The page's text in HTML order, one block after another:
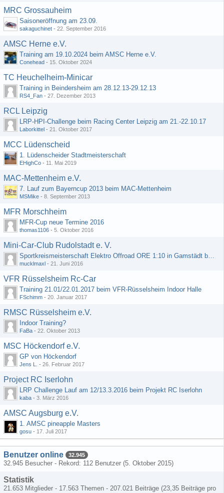
MRC Grossauheim
Saisoneröffnung am 23.09.
sakaguchinet - 22. September 2016
AMSC Herne e.V.
Training am 19.10.2024 beim AMSC Herne e.V.
Conehead - 15. Oktober 2024
TC Heuchelheim-Minicar
Training in Beindersheim am 28.12.13-29.12.13
RS4_Fan - 27. Dezember 2013
RCL Leipzig
LRP-HPI-Challenge beim Racing Center Leipzig am 21.-22.10.17
Laborkittel - 21. Oktober 2017
MCC Lüdenscheid
1. Lüdenscheider Stadtmeisterschaft
EHighCo - 11. Mai 2019
MAC-Mettenheim e.V.
7. Lauf zum Bayerncup 2013 beim MAC-Mettenheim
MSMike - 8. September 2013
MFR Morschheim
MFR-Cup neue Termine 2016
thomas1106 - 5. Oktober 2016
Mini-Car-Club Rudolstadt e. V.
Sportkreismeisterschaft Elektro Offroad ORE 1:10 in Gamstädt bei Erfurt, Outdoor mit Indoor Ausweichmöglichkeit!!!
mucklmaxl - 21. Juni 2016
VFR Rüsselsheim Rc-Car
Training 21.01/22.01.2017 beim VFR-Rüsselsheim Indoor Halle
FSchimm - 20. Januar 2017
RMSC Rüsselsheim e.V.
Indoor Training?
FaBa - 22. Oktober 2013
MSC Höckendorf e.V.
GP von Höckendorf
Jens L. - 26. Februar 2017
Project RC Iserlohn
LRP Challenge Lauf am 12/13.3.2016 beim Projekt RC Iserlohn
kaba - 3. März 2016
AMSC Augsburg e.V.
1. AMSC pineapple Masters
gosu - 17. Juli 2017
Benutzer online 32.945
32.945 Besucher - Rekord: 112 Benutzer (5. Oktober 2015)
Statistik
21.653 Mitglieder - 17.563 Themen - 207.021 Beiträge (23,35 Beiträge pro